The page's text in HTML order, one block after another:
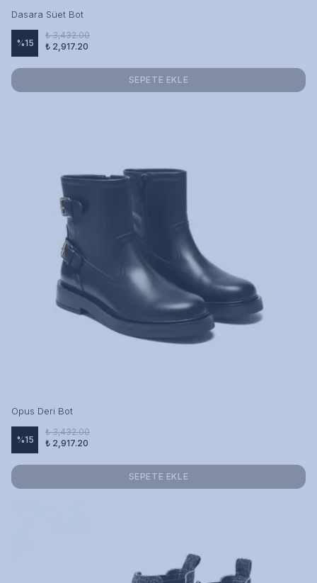
Dasara Süet Bot
%15
₺ 3,432.00
₺ 2,917.20
SEPETE EKLE
Opus Deri Bot
%15
₺ 3,432.00
₺ 2,917.20
SEPETE EKLE